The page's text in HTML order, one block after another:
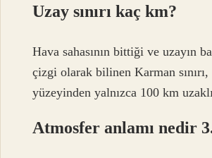
Uzay sınırı kaç km?
Hava sahasının bittiği ve uzayın
çizgi olarak bilinen Karman
yüzeyinden yalnızca 100 km
Atmosfer anlamı nedir 3.